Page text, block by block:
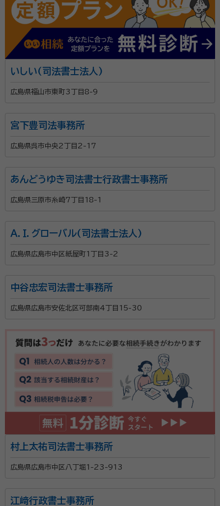
いしい(司法書士法人)
広島県福山市東町3丁目8-9
宮下豊司法事務所
広島県呉市中央2丁目2-17
あんどうゆき司法書士行政書士事務所
広島県三原市糸崎7丁目18-1
Ａ．Ｉ．グローバル(司法書士法人)
広島県広島市中区紙屋町1丁目3-2
中谷忠宏司法書士事務所
広島県広島市安佐北区可部南4丁目15-30
村上太祐司法書士事務所
広島県広島市中区八丁堀1-23-913
江﨑行政書士事務所